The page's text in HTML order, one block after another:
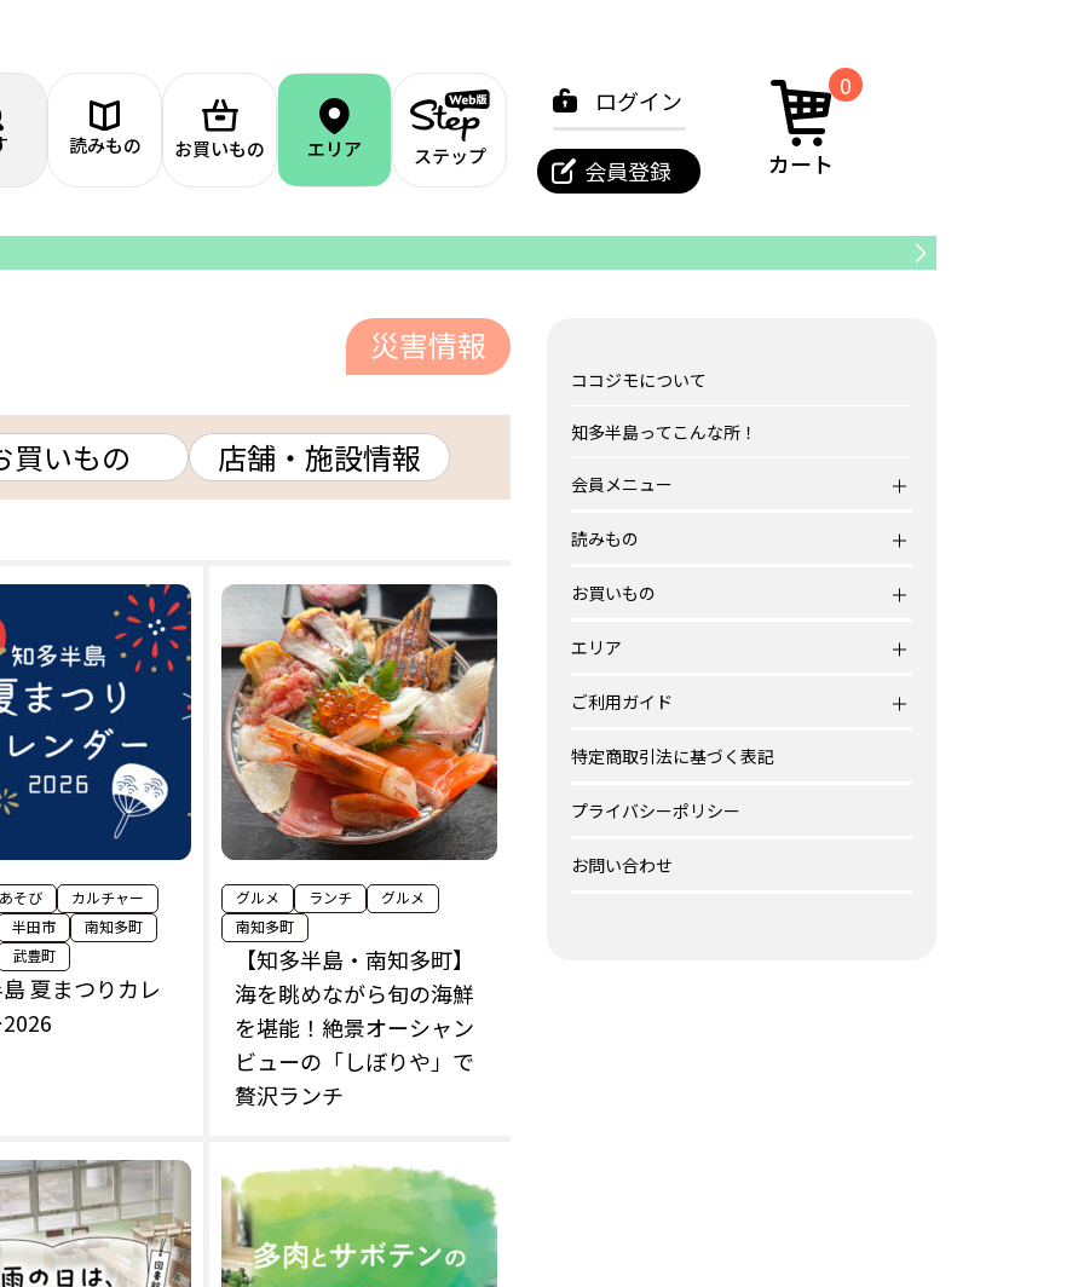
ログイン
会員登録
0
カート
読みもの お買いもの エリア ステップ
災害情報
買いもの 店舗・施設情報
夏まつりカレ
あそび
カルチャー
半田市
南知多町
武豊町
【知多半島・南知多町】
海を眺めながら旬の海鮮
を堪能！絶景オーシャン
ビューの「しぼりや」で
贅沢ランチ
グルメ ランチ
グルメ
南知多町
ココジモについて
知多半島ってこんな所！
会員メニュー
読みもの
お買いもの
エリア
ご利用ガイド
特定商取引法に基づく表記
プライバシーポリシー
お問い合わせ